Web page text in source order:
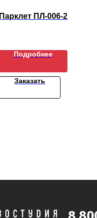
Парклет ПЛ-006-2
Подробнее
Заказать